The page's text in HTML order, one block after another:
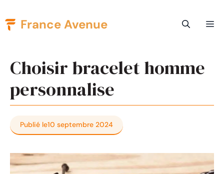
Aller
au
France Avenue
Choisir bracelet homme
personnalise
Publié le10 septembre 2024